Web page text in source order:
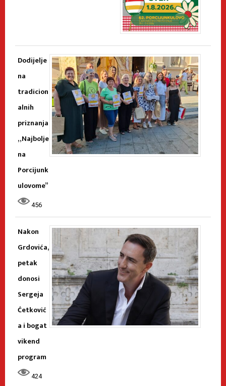
Dodijelje
na
tradicion
alnih
priznanja
„Najbolje
na
Porcijunk
ulovome”
456
Nakon
Grdovića,
petak
donosi
Sergeja
Ćetković
a i bogat
vikend
program
424